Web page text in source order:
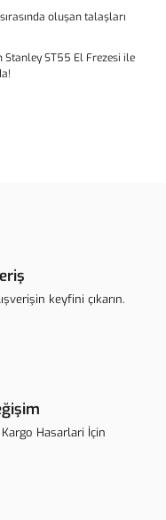
oluşan talaşları
ST55 El Frezesi ile
keyfini çıkarın.
Hasarlari İçin